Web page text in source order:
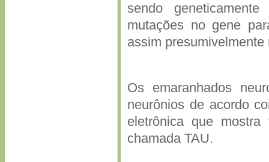
sendo
mutações no gene
assim
Os emaranhados
neurônios de acordo
eletrônica que
chamada TAU.